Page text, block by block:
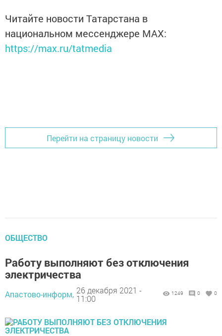
Читайте новости Татарстана в
национальном мессенджере MАХ:
https://max.ru/tatmedia
Перейти на страницу новости
ОБЩЕСТВО
Работу выполняют без отключения
электричества
Апастово-информ, 26 декабря 2021 -
11:00
1249 0 0